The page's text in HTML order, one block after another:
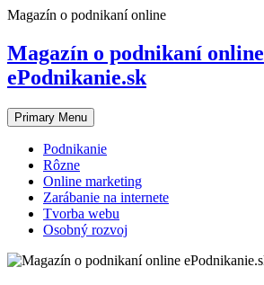
Skip
content
Magazín o podnikaní online
Magazín o podnikaní online
ePodnikanie.sk
Primary Menu
Podnikanie
Rôzne
Online marketing
Zarábanie na internete
Tvorba webu
Osobný rozvoj